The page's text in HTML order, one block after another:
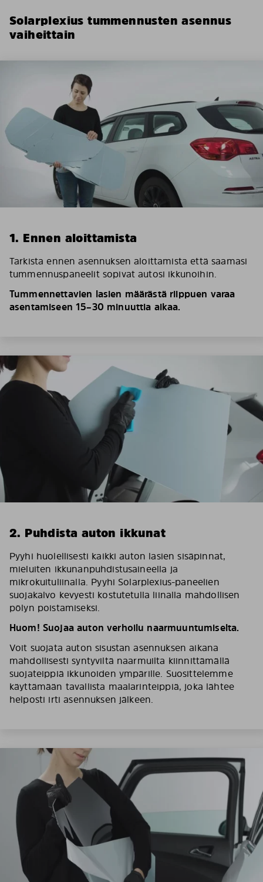
Solarplexius tummennusten asennus
vaiheittain
1. Ennen aloittamista
Tarkista ennen asennuksen aloittamista että saamasi
tummennuspaneelit sopivat autosi ikkunoihin.
Tummennettavien lasien määrästä riippuen varaa
asentamiseen 15–30 minuuttia aikaa.
2. Puhdista auton ikkunat
Pyyhi huolellisesti kaikki auton lasien sisäpinnat,
mieluiten ikkunanpuhdistusaineella ja
mikrokuituliinalla. Pyyhi Solarplexius-paneelien
suojakalvo kevyesti kostutetulla liinalla mahdollisen
pölyn poistamiseksi.
Huom! Suojaa auton verhoilu naarmuuntumiselta.
Voit suojata auton sisustan asennuksen aikana
mahdollisesti syntyviltä naarmuilta kiinnittämällä
suojateippiä ikkunoiden ympärille. Suosittelemme
käyttämään tavallista maalarinteippiä, joka lähtee
helposti irti asennuksen jälkeen.